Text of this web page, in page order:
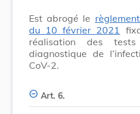
Est abrogé le
du 10 février 2021
réalisation des
diagnostique de
CoV-2.
Art. 6.